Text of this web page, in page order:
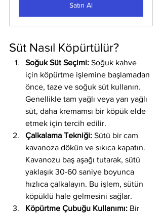
Satın Al
Süt Nasıl Köpürtülür?
Soğuk Süt Seçimi: Soğuk kahve
için köpürtme işlemine başlamadan
önce, taze ve soğuk süt kullanın.
Genellikle tam yağlı veya yarı yağlı
süt, daha kremamsı bir köpük elde
etmek için tercih edilir.
Çalkalama Tekniği: Sütü bir cam
kavanoza dökün ve sıkıca kapatın.
Kavanozu baş aşağı tutarak, sütü
yaklaşık 30-60 saniye boyunca
hızlıca çalkalayın. Bu işlem, sütün
köpüklü hale gelmesini sağlar.
Köpürtme Çubuğu Kullanımı: Bir